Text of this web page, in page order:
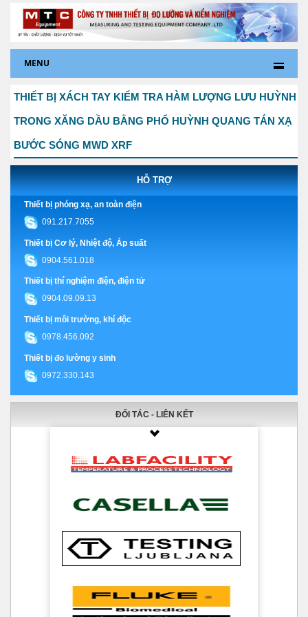
MENU
THIẾT BỊ XÁCH TAY KIỂM TRA HÀM LƯỢNG LƯU HUỲNH
TRONG XĂNG DẦU BẰNG PHỔ HUỲNH QUANG TÁN XẠ
BƯỚC SÓNG MWD XRF
HỖ TRỢ
Thiết bị phóng xạ, an toàn điện
091.217.7055
Thiết bị Cơ lý, Nhiệt độ, Áp suất
0904.561.018
Thiết bị thí nghiệm điện, điện tử
0904.09.09.13
Thiết bị môi trường, khí độc
0978.456.092
Thiết bị đo lường y sinh
0972.330.143
ĐỐI TÁC - LIÊN KẾT